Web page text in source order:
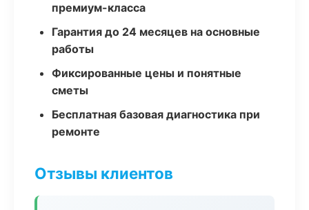
премиум-класса
Гарантия до 24 месяцев на основные
работы
Фиксированные цены и понятные
сметы
Бесплатная базовая диагностика при
ремонте
Отзывы клиентов